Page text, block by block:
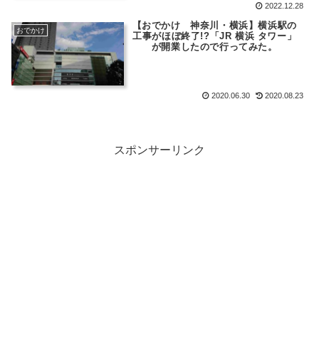
2022.12.28
おでかけ
【おでかけ 神奈川・横浜】横浜駅の
工事がほぼ終了!?「JR 横浜 タワー」
が開業したので行ってみた。
2020.06.30 2020.08.23
スポンサーリンク